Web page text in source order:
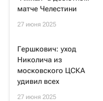
матче Челестини
27 июня 2025
Гершкович: уход
Николича из
московского ЦСКА
удивил всех
27 июня 2025